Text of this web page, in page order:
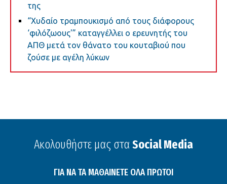
της
“Χυδαίο τραμπουκισμό από τους διάφορους
‘φιλόζωους'” καταγγέλλει ο ερευνητής του
ΑΠΘ μετά τον θάνατο του κουταβιού που
ζούσε με αγέλη λύκων
Ακολουθήστε μας στα Social Media
ΓΙΑ ΝΑ ΤΑ ΜΑΘΑΙΝΕΤΕ ΟΛΑ ΠΡΩΤΟΙ